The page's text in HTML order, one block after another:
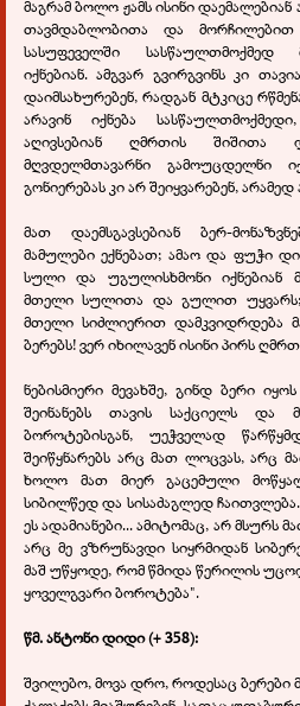
მაგრამ ბოლო ჟამს ისინი
თავმდაბლობითა და მორჩილებით
სასუფეველში სასწაულთმოქმედ
იქნებიან. ამგვარ გვირგვინს კი
დაიმსახურებენ, რადგან მტკიცე
არავინ იქნება
აღივსებიან ღმრთის
მღვდელმთავარნი გამოუცდელნი
გონიერებას კი არ შეიყვარებენ, არამედ
მათ დაემსგავსებიან ბერ-
მამულები ექნებათ; ამაო და ფუჭი
სული და უგულისხმონი იქნებიან
მთელი სულითა და გულით უყვარს;
მთელი სიძლიერით დამკვიდრდება
ბერებს! ვერ იხილავენ ისინი პირს
ნებისმიერი მევახშე, გინდ ბერი
შეინანებს თავის საქციელს და
ბოროტებისგან, უეჭველად
შეიწყნარებს არც მათ ლოცვას, არც
ხოლო მათ მიერ გაცემული
სიბილწედ და სისაძაგლედ
ეს ადამიანები... ამიტომაც, არ მსურს
არც მე ვზრუნავდი სიყრმიდან
მაშ უწყოდე, რომ წმიდა წერილის
ყოველგვარი ბოროტება".
წმ. ანტონი დიდი (+ 358):
შვილებო, მოვა დრო, როდესაც